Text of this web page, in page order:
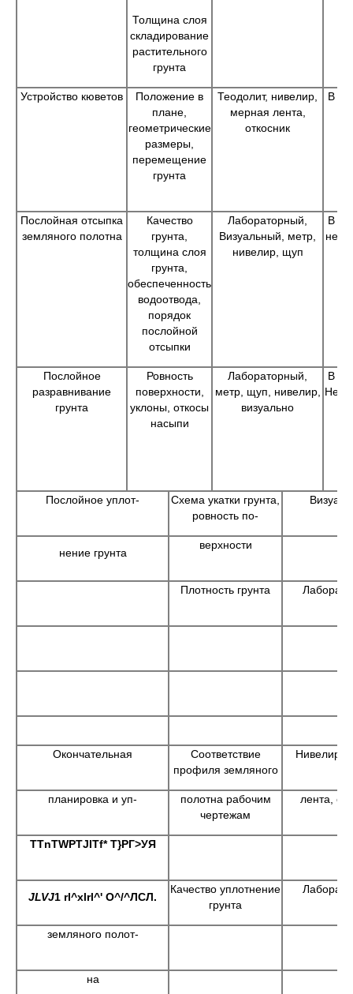
Толщина слоя
складирование
растительного
грунта
Устройство кюветов
Положение в
плане,
геометрические
размеры,
перемещение
грунта
Теодолит, нивелир,
мерная лента,
откосник
В
Послойная отсыпка
земляного полотна
Качество
грунта,
толщина слоя
грунта,
обеспеченность
водоотвода,
порядок
послойной
отсыпки
Лабораторный,
Визуальный, метр,
нивелир, щуп
В
не
Послойное
разравнивание
грунта
Ровность
поверхности,
уклоны, откосы
насыпи
Лабораторный,
метр, щуп, нивелир,
визуально
В
Не
Послойное уплот-
Схема укатки грунта,
ровность по-
нение грунта
верхности
Плотность грунта
Окончательная
Соответствие
профиля земляного
Нивелир,
планировка и уп-
полотна рабочим
чертежам
лента,
TTnTWPTJITf*Т}РГ>УЯ
JLVJ1 rl^xlrl^' О^/^ЛСЛ.
Качество уплотнение
грунта
земляного полот-
на